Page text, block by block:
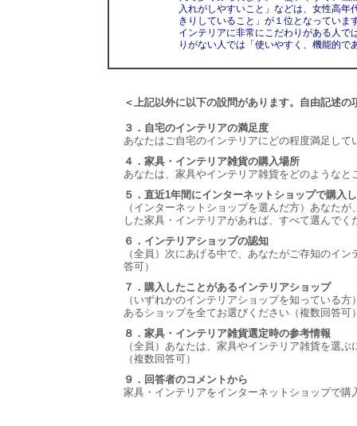
入れがしやすいこと」などは、女性高
きりしていること」が１位となっていま
インテリアに非常にこだわりがある人で
りがない人では「使いやすく、機能的で
＜上記以外に以下の設問があります。自由記述の
３．自宅のインテリアの満足度
あなたはご自宅のインテリアにどの程度満足して
４．家具・インテリア雑貨の購入場所
あなたは、家具やインテリア雑貨をどのような
５．直近1年間にインターネットショップで購入
（インターネットショップを選んだ方）あなた
した家具・インテリアがあれば、すべて選んでく
６．インテリアショップの認知
（全員）次にあげる中で、あなたがご存知のイ
答可）
７．購入したことがあるインテリアショップ
（いずれかのインテリアショップを知っている
あるショップを全てお選びください（複数回答可
８．家具・インテリア雑貨選定時の参考情報
（全員）あなたは、家具やインテリア雑貨を選
（複数回答可）
９．回答者のコメントから
家具・インテリアをインターネットショップで購